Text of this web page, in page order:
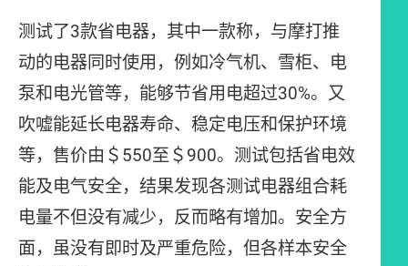
测试了3款省电器，其中一款称，与摩打推
动的电器同时使用，例如冷气机、雪柜、电
泵和电光管等，能够节省用电超过30%。又
吹嘘能延长电器寿命、稳定电压和保护环境
等，售价由＄550至＄900。测试包括省电效
能及电气安全，结果发现各测试电器组合耗
电量不但没有减少，反而略有增加。安全方
面，虽没有即时及严重危险，但各样本安全